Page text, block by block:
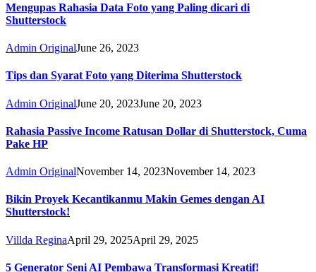
Mengupas Rahasia Data Foto yang Paling dicari di
Shutterstock
Admin OriginalJune 26, 2023
Tips dan Syarat Foto yang Diterima Shutterstock
Admin OriginalJune 20, 2023June 20, 2023
Rahasia Passive Income Ratusan Dollar di Shutterstock, Cuma
Pake HP
Admin OriginalNovember 14, 2023November 14, 2023
Bikin Proyek Kecantikanmu Makin Gemes dengan AI
Shutterstock!
Villda ReginaApril 29, 2025April 29, 2025
5 Generator Seni AI Pembawa Transformasi Kreatif!